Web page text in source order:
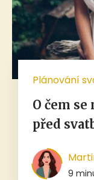
Plánování
O čem
před
9